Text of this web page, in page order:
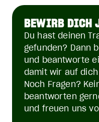
BEWIRB DICH
Du hast deinen
gefunden? Dann
und beantworte
damit wir auf
Noch Fragen?
beantworten
und freuen uns